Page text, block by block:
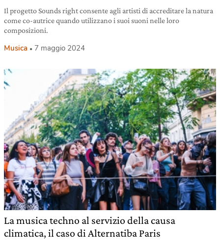
Il progetto Sounds right consente agli artisti di accreditare la natura
come co-autrice quando utilizzano i suoi suoni nelle loro
composizioni.
Musica 7 maggio 2024
La musica techno al servizio della causa
climatica, il caso di Alternatiba Paris